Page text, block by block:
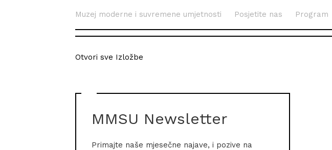
Muzej moderne i suvremene umjetnosti Posjetite nas Program
Otvori sve Izložbe
MMSU Newsletter
Primajte naše mjesečne najave, i pozive na